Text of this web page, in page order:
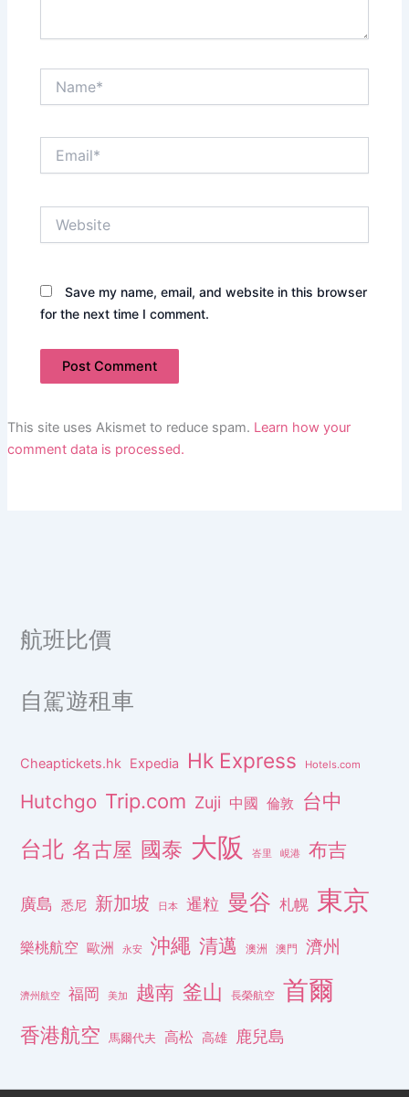
Save my name, email, and website in this browser
for the next time I comment.
This site uses Akismet to reduce spam. Learn how your
comment data is processed.
航班比價
自駕遊租車
Cheaptickets.hk Expedia Hk Express Hotels.com
Hutchgo Trip.com Zuji 中國 倫敦 台中
台北 名古屋 國泰 大阪 峇里 峴港 布吉
廣島 悉尼 新加坡 日本 暹粒 曼谷 札幌 東京
樂桃航空 歐洲 永安 沖繩 清邁 澳洲 澳門 濟州
濟州航空 福岡 美加 越南 釜山 長榮航空 首爾
香港航空 馬爾代夫 高松 高雄 鹿兒島